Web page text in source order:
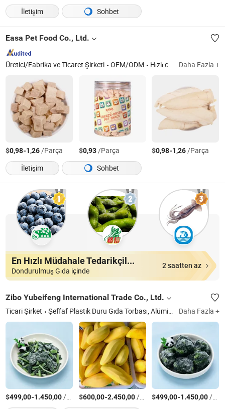
İletişim
Sohbet
Easa Pet Food Co., Ltd.
Üretici/Fabrika ve Ticaret Şirketi OEM/ODM Hızlı cevap Daha Fazla +
$0,98-1,26/Parça $0,93/Parça $0,98-1,26/Parça
İletişim
Sohbet
En Hızlı Müdahale Tedarikçiler
Dondurulmuş Gıda içinde
2 saatten az
Zibo Yubeifeng International Trade Co., Ltd.
Ticari Şirket Şeffaf Plastik Duru Gıda Torbası, Alüminyum Folyo Kahve Torbası, Sıvı Duru Poşet Daha Fazla +
$499,00-1.450,00/Ton $600,00-2.450,00/Ton $499,00-1.450,00/Ton